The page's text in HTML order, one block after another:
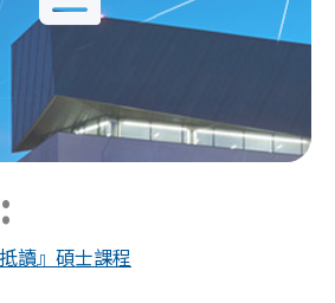
澳洲各大學
聯盟
讀』碩士課程